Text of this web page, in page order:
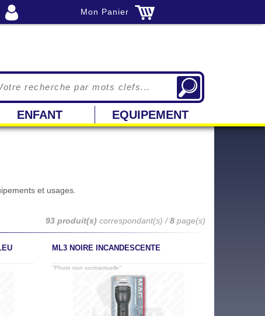
Mon Panier
ENFANT EQUIPEMENT
et usages.
93 produit(s) correspondant(s) /8 page(s)
ML3 NOIRE INCANDESCENTE
"Photo non contractuelle"